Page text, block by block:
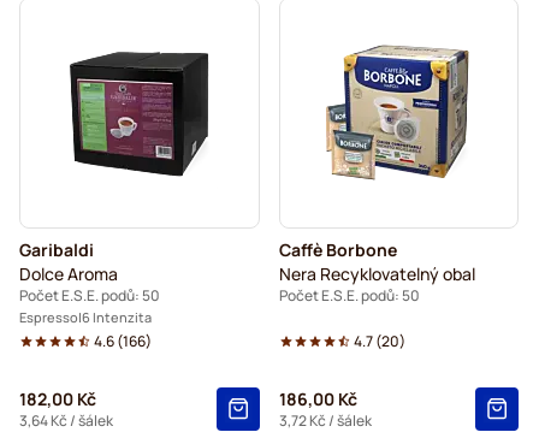
Garibaldi
Dolce Aroma
Počet E.S.E. podů: 50
Espresso 6 Intenzita
4.6(166)
182,00 Kč
3,64 Kč / šálek
Caffè Borbone
Nera Recyklovatelný obal
Počet E.S.E. podů: 50
4.7(20)
186,00 Kč
3,72 Kč / šálek